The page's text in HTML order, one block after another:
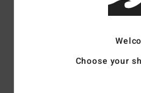
Preis-Leistungs-
Ich empfehle dieses Produkt
5
Choose your